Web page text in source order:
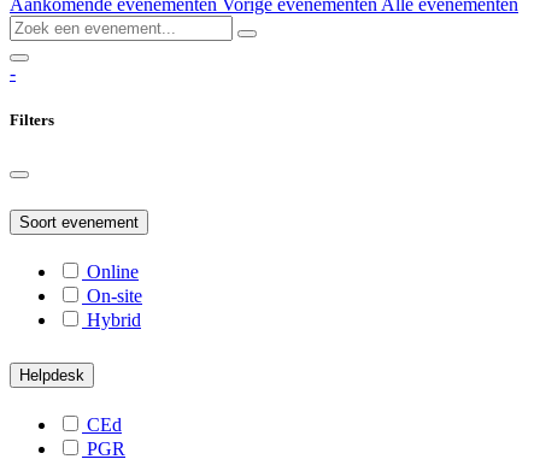
Aankomende evenementen Vorige evenementen Alle evenementen
-
Filters
Soort evenement
Online
On-site
Hybrid
Helpdesk
CEd
PGR